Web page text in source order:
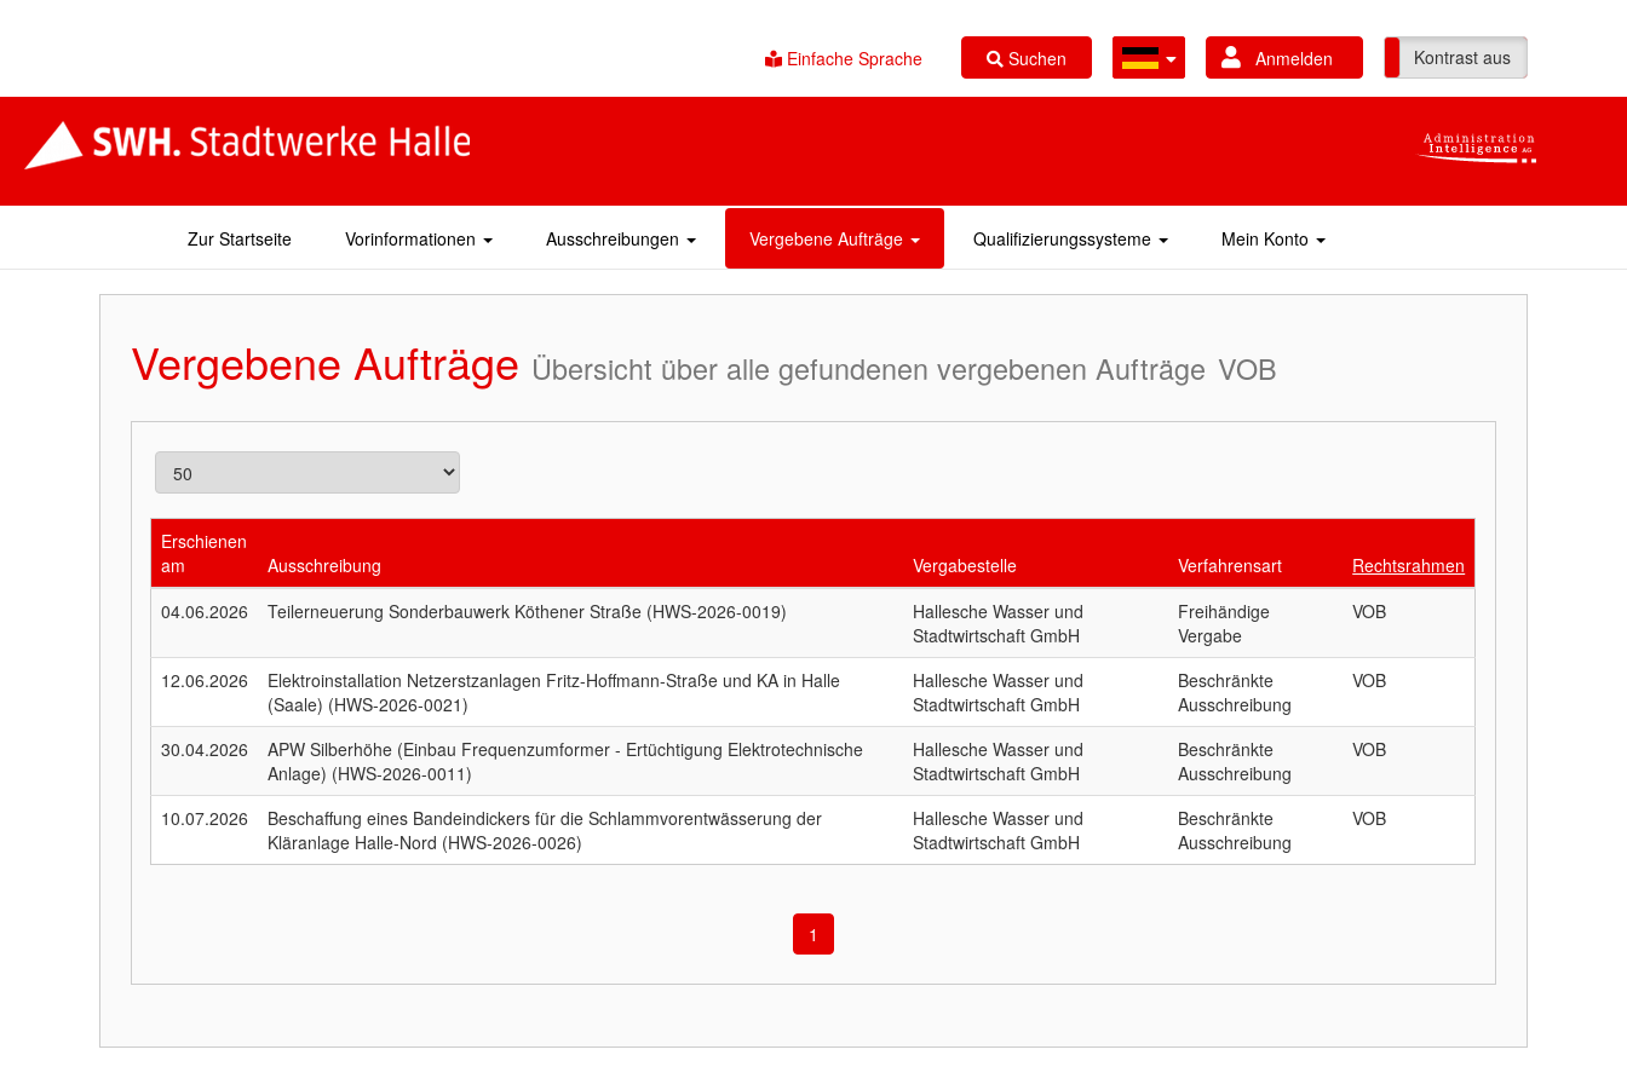
Einfache Sprache Suchen Anmelden
Kontrast ein Kontrast aus
Zur Startseite Vorinformationen Ausschreibungen Vergebene Aufträge Qualifizierungssysteme Mein Konto
Vergebene Aufträge Übersicht über alle gefundenen vergebenen Aufträge VOB
Erschienen
am
Ausschreibung Vergabestelle Verfahrensart
Rechtsrahmen
04.06.2026
Teilerneuerung Sonderbauwerk Köthener Straße (HWS-2026-0019)
Hallesche Wasser und
Stadtwirtschaft GmbH
Freihändige
Vergabe
VOB
12.06.2026
Elektroinstallation Netzerstzanlagen Fritz-Hoffmann-Straße und KA in Halle
(Saale) (HWS-2026-0021)
Hallesche Wasser und
Stadtwirtschaft GmbH
Beschränkte
Ausschreibung
VOB
30.04.2026
APW Silberhöhe (Einbau Frequenzumformer - Ertüchtigung Elektrotechnische
Anlage) (HWS-2026-0011)
Hallesche Wasser und
Stadtwirtschaft GmbH
Beschränkte
Ausschreibung
VOB
10.07.2026
Beschaffung eines Bandeindickers für die Schlammvorentwässerung der
Kläranlage Halle-Nord (HWS-2026-0026)
Hallesche Wasser und
Stadtwirtschaft GmbH
Beschränkte
Ausschreibung
VOB
1